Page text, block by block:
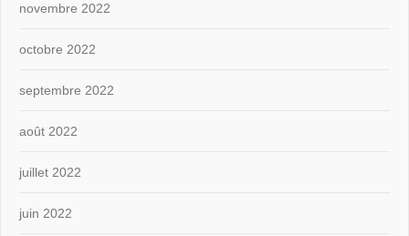
novembre 2022
octobre 2022
septembre 2022
août 2022
juillet 2022
juin 2022